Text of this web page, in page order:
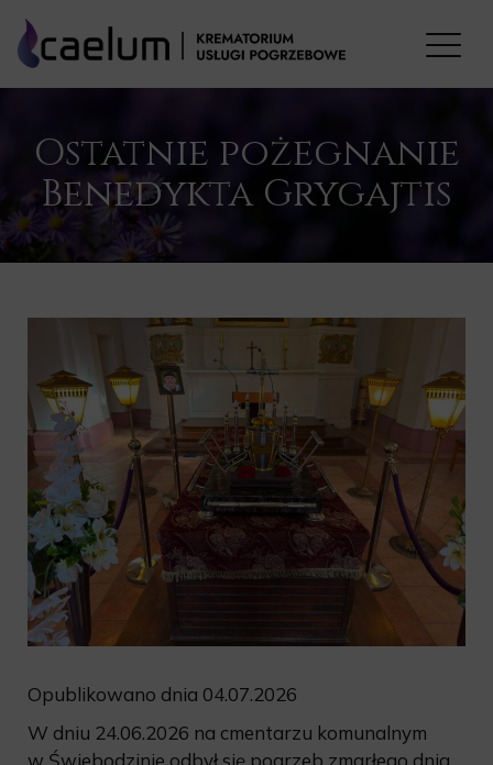
Ostatnie pożegnanie
Benedykta Grygajtis
Opublikowano dnia 04.07.2026
W dniu 24.06.2026 na cmentarzu komunalnym
w Świebodzinie odbył się pogrzeb zmarłego dnia